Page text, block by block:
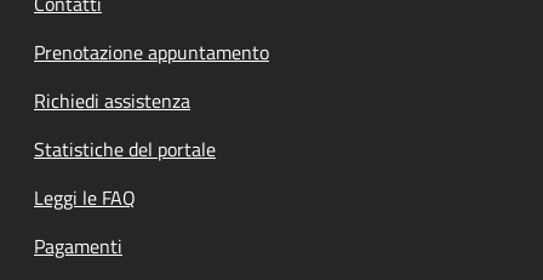
Prenotazione appuntamento
Richiedi assistenza
Statistiche del portale
Leggi le FAQ
Pagamenti